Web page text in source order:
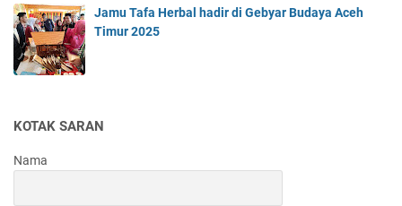
Jamu Tafa Herbal hadir di Gebyar Budaya Aceh
Timur 2025
KOTAK SARAN
Nama